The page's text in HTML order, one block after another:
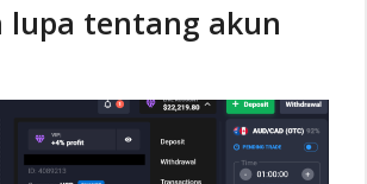
lupa tentang akun